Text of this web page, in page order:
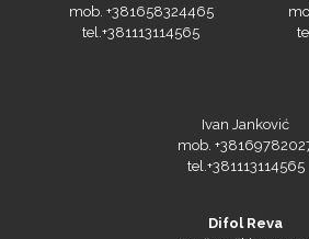
Orafol
mob. +381658324465
tel.+381113114565
Ivan Janković
mob.
tel.+381113114565
Difol Reva